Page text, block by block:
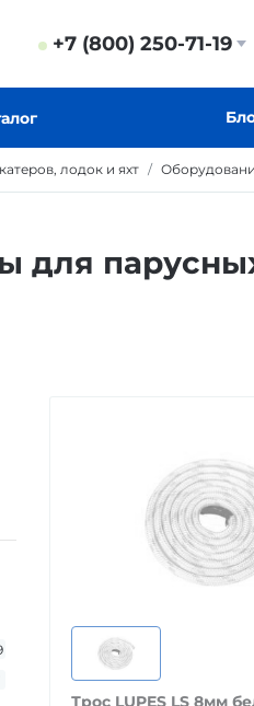
+7 (800) 250-71-19
лодок и яхт
для
Трос LUPES LS 8мм бело-